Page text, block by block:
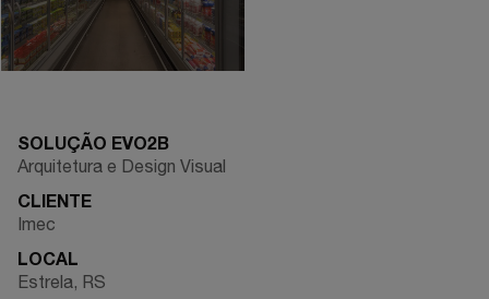
SOLUÇÃO EVO2B
Arquitetura e Design Visual
CLIENTE
Imec
LOCAL
Estrela, RS